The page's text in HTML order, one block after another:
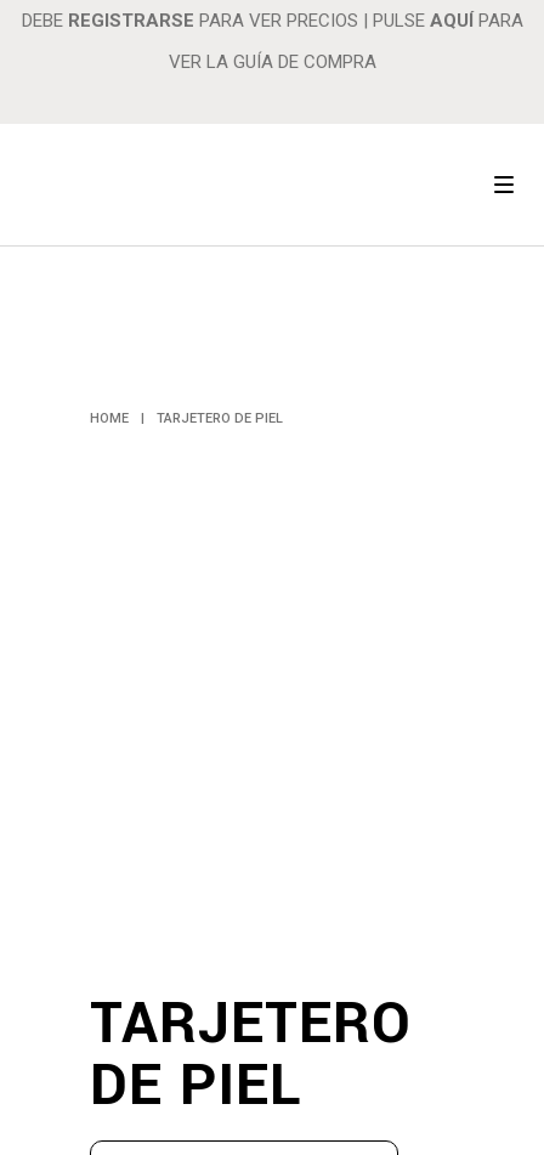
DEBE REGISTRARSE PARA VER PRECIOS | PULSE AQUÍ PARA
VER LA GUÍA DE COMPRA
HOME | TARJETERO DE PIEL
TARJETERO
DE PIEL